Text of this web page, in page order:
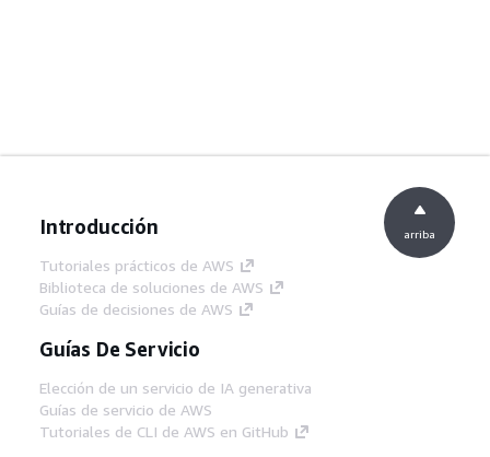
Introducción
Tutoriales prácticos de AWS
Biblioteca de soluciones de AWS
Guías de decisiones de AWS
Guías De Servicio
Elección de un servicio de IA generativa
Guías de servicio de AWS
Tutoriales de CLI de AWS en GitHub
arriba